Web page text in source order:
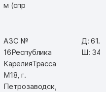
м (спр
АЗС №
16Республика
КарелияТрасса
М18, г.
Петрозаводск,
Д:
Ш: